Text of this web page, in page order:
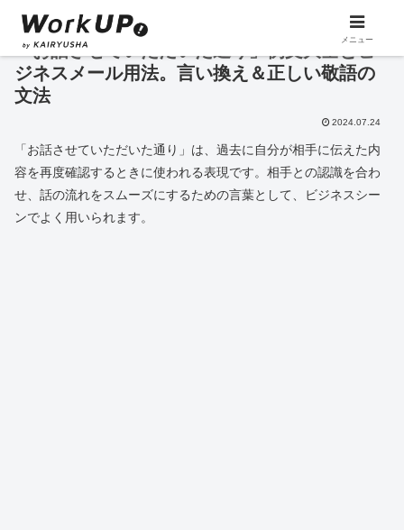
「お話させていただいた通り」例文大全とビ
ジネスメール用法。言い換え＆正しい敬語の
文法
2024.07.24
「お話させていただいた通り」は、過去に自分が相手に伝えた内
容を再度確認するときに使われる表現です。相手との認識を合わ
せ、話の流れをスムーズにするための言葉として、ビジネスシー
ンでよく用いられます。
メニュー